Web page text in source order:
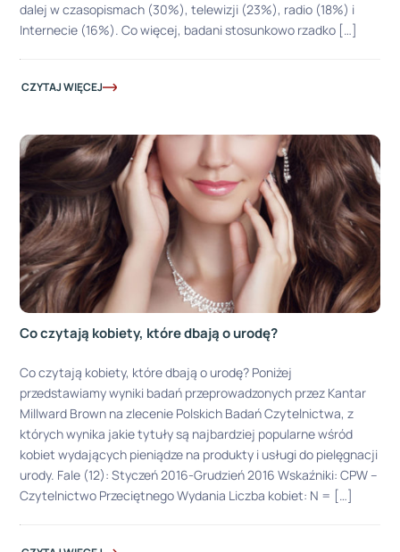
dalej w czasopismach (30%), telewizji (23%), radio (18%) i
Internecie (16%). Co więcej, badani stosunkowo rzadko […]
CZYTAJ WIĘCEJ
Co czytają kobiety, które dbają o urodę?
Co czytają kobiety, które dbają o urodę? Poniżej
przedstawiamy wyniki badań przeprowadzonych przez Kantar
Millward Brown na zlecenie Polskich Badań Czytelnictwa, z
których wynika jakie tytuły są najbardziej popularne wśród
kobiet wydających pieniądze na produkty i usługi do pielęgnacji
urody. Fale (12): Styczeń 2016-Grudzień 2016 Wskaźniki: CPW –
Czytelnictwo Przeciętnego Wydania Liczba kobiet: N = […]